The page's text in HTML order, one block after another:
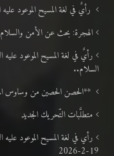
رأيٌ في لغة المسيح الموعود عليه
الهجرة: بحث عن الأمن
السلام..
**الحصن الحصين من وساوس
متطلَّبات التّحريك الجديد
19-2-2026